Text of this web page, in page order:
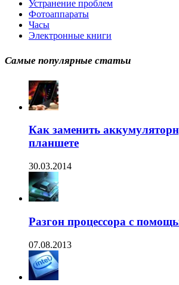
Устранение проблем
Фотоаппараты
Часы
Электронные книги
Самые популярные статьи
Как заменить
планшете
30.03.2014
Разгон процессора с
07.08.2013